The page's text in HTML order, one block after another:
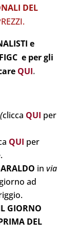
DEL
e
e per gli
QUI.
(clicca QUI per
QUI per
in via
ad
GIORNO
DEL